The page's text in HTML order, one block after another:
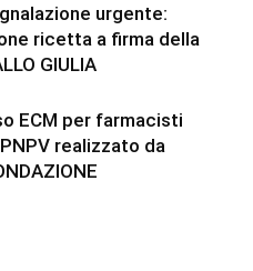
urgente:
ricetta a firma della
GIULIA
ECM per farmacisti
realizzato da